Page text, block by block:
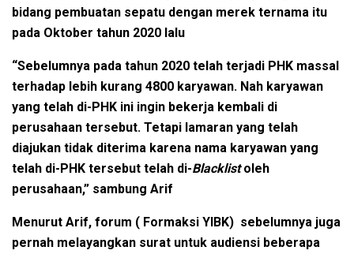
bidang pembuatan sepatu dengan merek ternama itu
pada Oktober tahun 2020 lalu
“Sebelumnya pada tahun 2020 telah terjadi PHK massal
terhadap lebih kurang 4800 karyawan. Nah karyawan
yang telah di-PHK ini ingin bekerja kembali di
perusahaan tersebut. Tetapi lamaran yang telah
diajukan tidak diterima karena nama karyawan yang
telah di-PHK tersebut telah di-Blacklistoleh
perusahaan,” sambung Arif
Menurut Arif, forum ( Formaksi YIBK) sebelumnya juga
pernah melayangkan surat untuk audiensi beberapa